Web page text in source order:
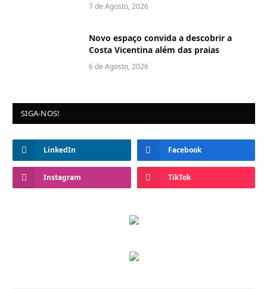
7 de Agosto, 2026
Novo espaço convida a descobrir a
Costa Vicentina além das praias
6 de Agosto, 2026
SIGA-NOS!
LinkedIn Facebook
Instagram TikTok